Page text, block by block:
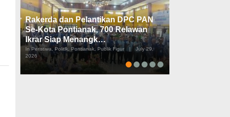
Rakerda dan Pelantikan DPC PAN
Se-Kota Pontianak, 700 Relawan
Ikrar Siap Menangk…
In Peristiwa, Politik, Pontianak, Publik Figur |
July 29,
2026